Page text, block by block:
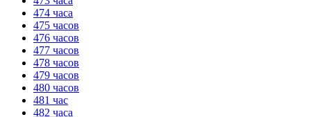
474 часа
475 часов
476 часов
477 часов
478 часов
479 часов
480 часов
481 час
482 часа